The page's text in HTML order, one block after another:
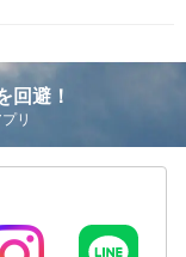
回避！
リ